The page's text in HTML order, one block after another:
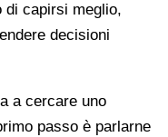
di capirsi meglio,
decisioni
a cercare uno
passo è parlarne